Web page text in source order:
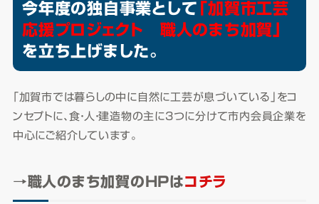
今年度の独自事業として 「加賀市工芸
応援プロジェクト 職人のまち加賀」
を立ち上げました。
「加賀市では暮らしの中に自然に工芸が息づいている」をコ
ンセプトに、食・人・建造物の主に3つに分けて市内会員企業を
中心にご紹介しています。
→職人のまち加賀のHPはコチラ